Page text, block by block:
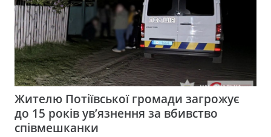
Жителю Потіївської громади загрожує
до 15 років ув’язнення за вбивство
співмешканки